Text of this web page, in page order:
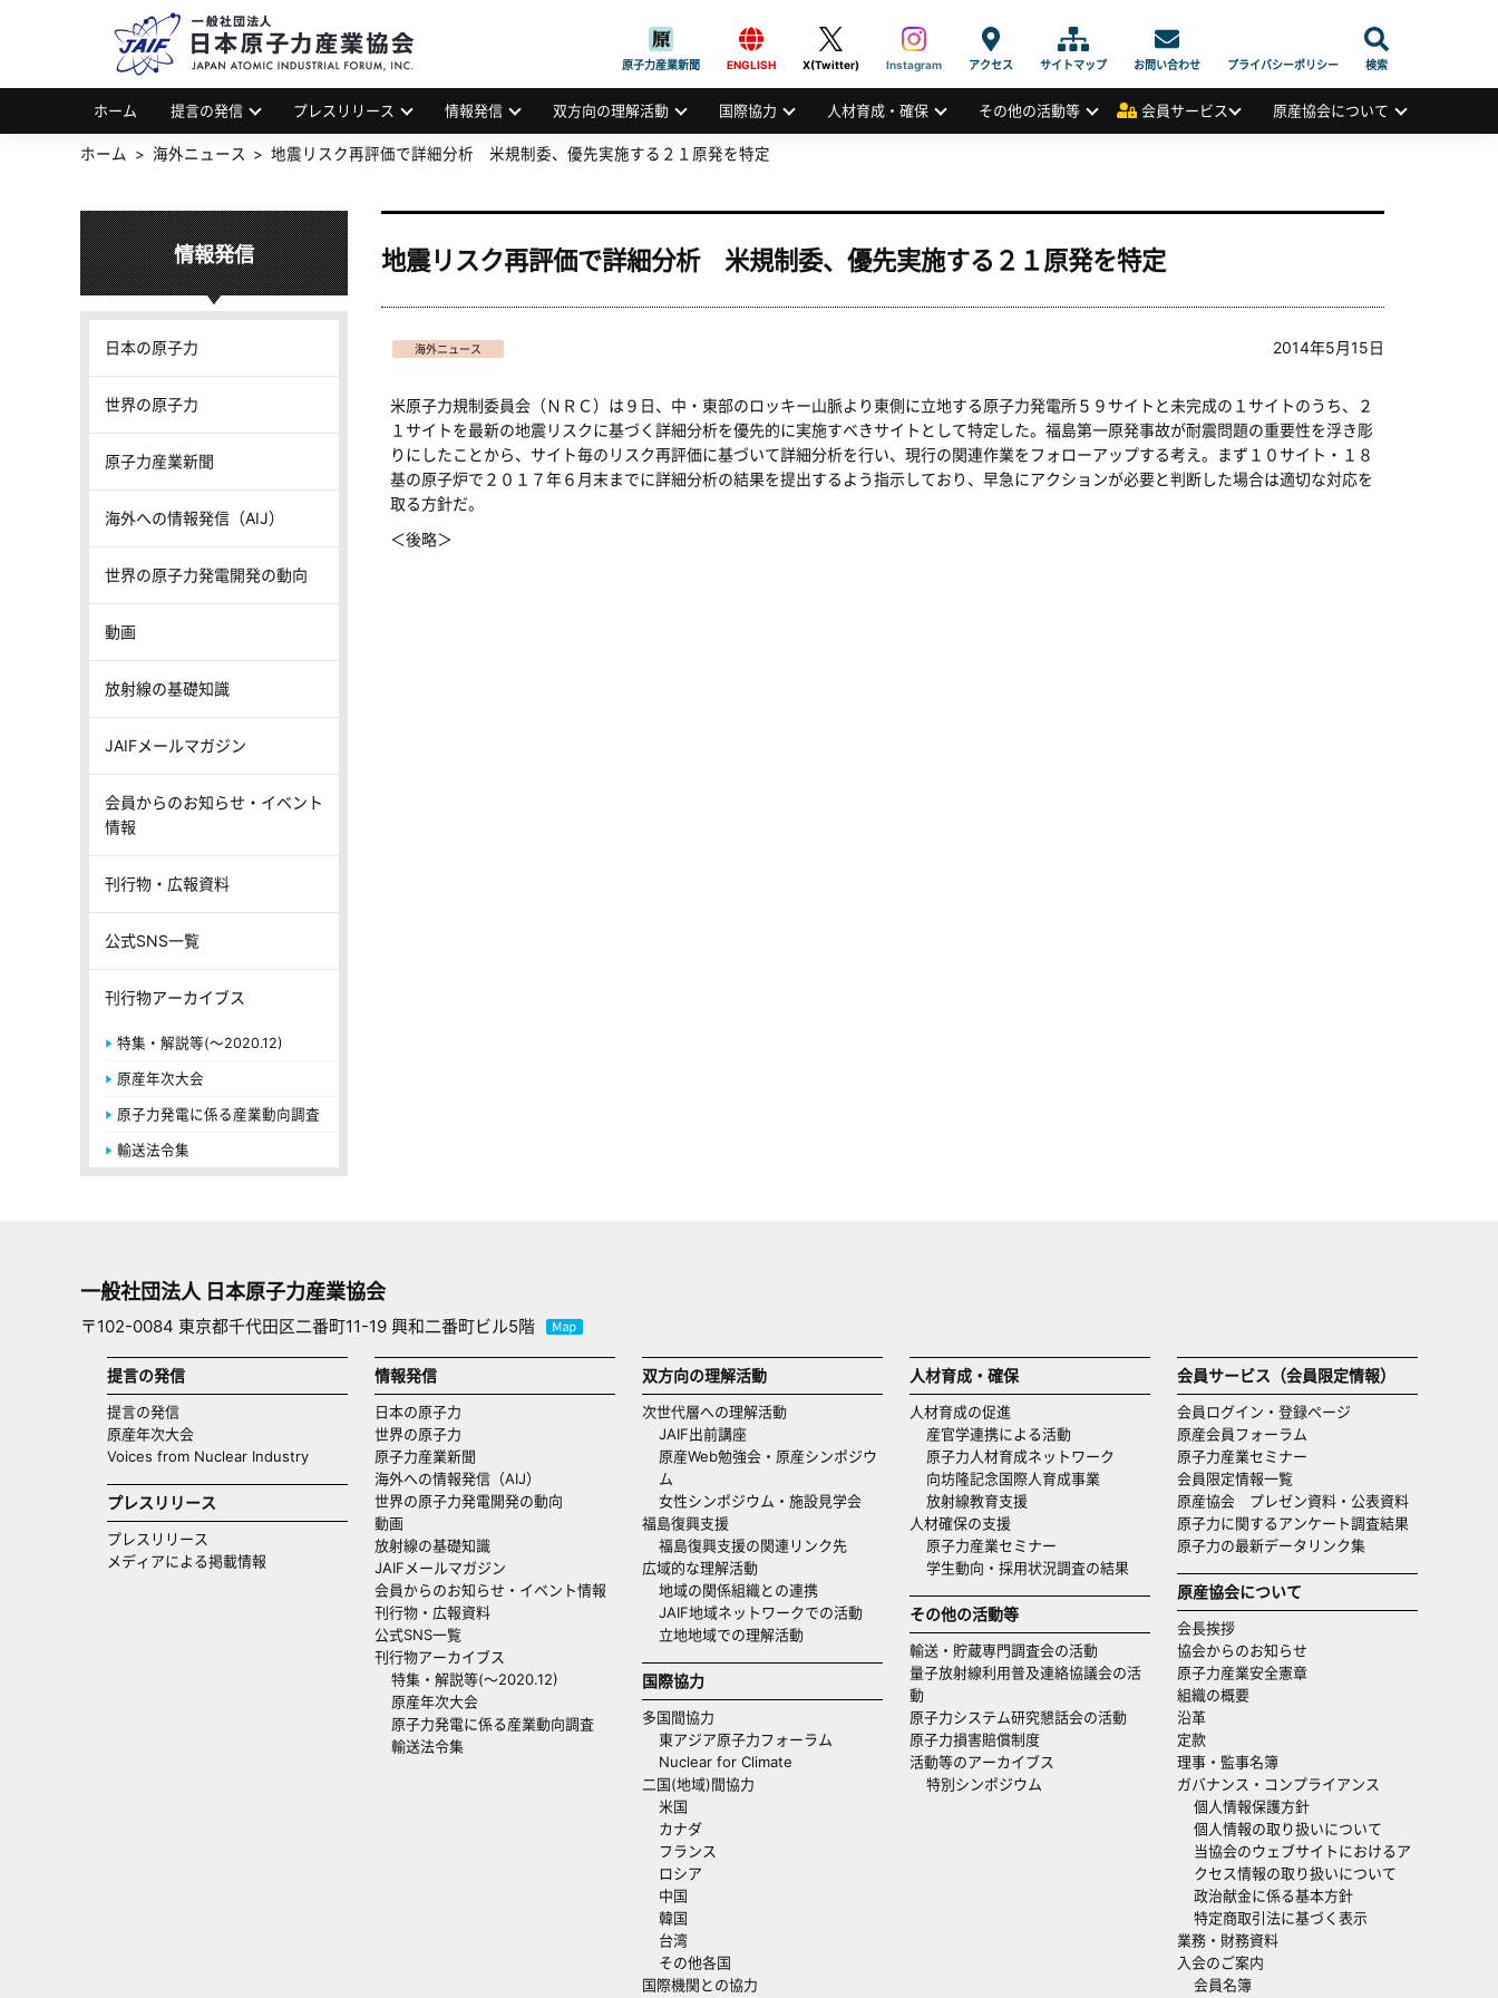
JAPAN ATOMIC INDUSTRIAL FORUM, INC.
原子力産業新聞 ENGLISH X(Twitter) Instagram アクセス サイトマップ お問い合わせ プライバシーポリシー 検索
ホーム 提言の発信 プレスリリース 情報発信 双方向の理解活動 国際協力 人材育成・確保 その他の活動等 会員サービス 原産協会について
ホーム 海外ニュース 地震リスク再評価で詳細分析 米規制委、優先実施する２１原発を特定
地震リスク再評価で詳細分析 米規制委、優先実施する２１原発を特定
海外ニュース 2014年5月15日
米原子力規制委員会（ＮＲＣ）は９日、中・東部のロッキー山脈より東側に立地する原子力発電所５９サイトと未完成の１サイトのうち、２
１サイトを最新の地震リスクに基づく詳細分析を優先的に実施すべきサイトとして特定した。福島第一原発事故が耐震問題の重要性を浮き彫
りにしたことから、サイト毎のリスク再評価に基づいて詳細分析を行い、現行の関連作業をフォローアップする考え。まず１０サイト・１８
基の原子炉で２０１７年６月末までに詳細分析の結果を提出するよう指示しており、早急にアクションが必要と判断した場合は適切な対応を
取る方針だ。
＜後略＞
情報発信
日本の原子力
世界の原子力
原子力産業新聞
海外への情報発信（AIJ）
世界の原子力発電開発の動向
動画
放射線の基礎知識
JAIFメールマガジン
会員からのお知らせ・イベント
情報
刊行物・広報資料
公式SNS一覧
刊行物アーカイブス
特集・解説等(～2020.12)
原産年次大会
原子力発電に係る産業動向調査
輸送法令集
一般社団法人 日本原子力産業協会
〒102-0084 東京都千代田区二番町11-19 興和二番町ビル5階
提言の発信
提言の発信
原産年次大会
Voices from Nuclear Industry
プレスリリース
プレスリリース
メディアによる掲載情報
情報発信
日本の原子力
世界の原子力
原子力産業新聞
海外への情報発信（AIJ）
世界の原子力発電開発の動向
動画
放射線の基礎知識
JAIFメールマガジン
会員からのお知らせ・イベント情報
刊行物・広報資料
公式SNS一覧
刊行物アーカイブス
特集・解説等(～2020.12)
原産年次大会
原子力発電に係る産業動向調査
輸送法令集
双方向の理解活動
次世代層への理解活動
JAIF出前講座
原産Web勉強会・原産シンポジウ
ム
女性シンポジウム・施設見学会
福島復興支援
福島復興支援の関連リンク先
広域的な理解活動
地域の関係組織との連携
JAIF地域ネットワークでの活動
立地地域での理解活動
国際協力
多国間協力
東アジア原子力フォーラム
Nuclear for Climate
二国(地域)間協力
米国
カナダ
フランス
ロシア
中国
韓国
台湾
その他各国
国際機関との協力
人材育成・確保
人材育成の促進
産官学連携による活動
原子力人材育成ネットワーク
向坊隆記念国際人育成事業
放射線教育支援
人材確保の支援
原子力産業セミナー
学生動向・採用状況調査の結果
その他の活動等
輸送・貯蔵専門調査会の活動
量子放射線利用普及連絡協議会の活
動
原子力システム研究懇話会の活動
原子力損害賠償制度
活動等のアーカイブス
特別シンポジウム
会員サービス（会員限定情報）
会員ログイン・登録ページ
原産会員フォーラム
原子力産業セミナー
会員限定情報一覧
原産協会 プレゼン資料・公表資料
原子力に関するアンケート調査結果
原子力の最新データリンク集
原産協会について
会長挨拶
協会からのお知らせ
原子力産業安全憲章
組織の概要
沿革
定款
理事・監事名簿
ガバナンス・コンプライアンス
個人情報保護方針
個人情報の取り扱いについて
当協会のウェブサイトにおけるア
クセス情報の取り扱いについて
政治献金に係る基本方針
特定商取引法に基づく表示
業務・財務資料
入会のご案内
会員名簿